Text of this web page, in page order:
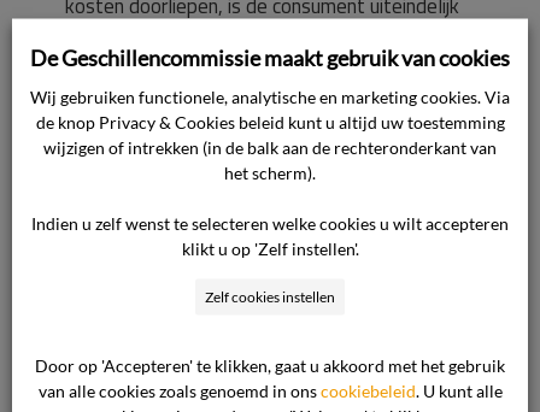
verkoopprijs. Hiervan is de ondernemer een
verwijt te maken.
De ondernemer heeft de op hem rustende
geschonden. Op grond hiervan en vanwege
hoogte van de factuur, dient de courtagenota
consument vergoeding door de ondernemer van
de gemiste verkoopopbrengst.
De Geschillencommissie maakt gebruik van cookies
Wij gebruiken functionele, analytische en marketing cookies. Via
de knop Privacy & Cookies beleid kunt u altijd uw toestemming
wijzigen of intrekken (in de balk aan de rechteronderkant van
het scherm).
Indien u zelf wenst te selecteren welke cookies u wilt accepteren
klikt u op 'Zelf instellen'.
Zelf cookies instellen
Door op 'Accepteren' te klikken, gaat u akkoord met het gebruik
van alle cookies zoals genoemd in onscookiebeleid . U kunt alle